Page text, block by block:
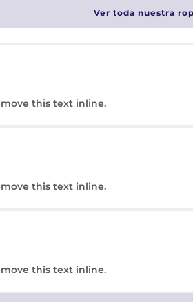
Ver toda nuestra
this text inline.
this text inline.
this text inline.